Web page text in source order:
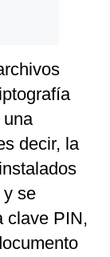
una
decir, la
y se
clave PIN,